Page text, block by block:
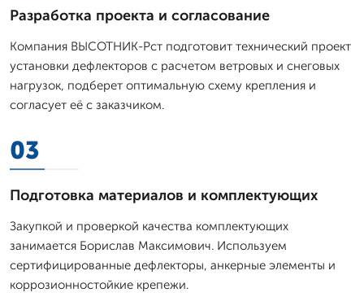
Разработка проекта и согласование
Компания ВЫСОТНИК-Рст подготовит технический проект
установки дефлекторов с расчетом ветровых и снеговых
нагрузок, подберет оптимальную схему крепления и
согласует её с заказчиком.
03
Подготовка материалов и комплектующих
Закупкой и проверкой качества комплектующих
занимается Борислав Максимович. Используем
сертифицированные дефлекторы, анкерные элементы и
коррозионностойкие крепежи.